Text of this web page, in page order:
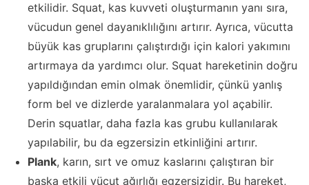
etkilidir. Squat, kas kuvveti oluşturmanın yanı sıra,
vücudun genel dayanıklılığını artırır. Ayrıca, vücutta
büyük kas gruplarını çalıştırdığı için kalori yakımını
artırmaya da yardımcı olur. Squat hareketinin doğru
yapıldığından emin olmak önemlidir, çünkü yanlış
form bel ve dizlerde yaralanmalara yol açabilir.
Derin squatlar, daha fazla kas grubu kullanılarak
yapılabilir, bu da egzersizin etkinliğini artırır.
Plank, karın, sırt ve omuz kaslarını çalıştıran bir
başka etkili vücut ağırlığı egzersizidir. Bu hareket,